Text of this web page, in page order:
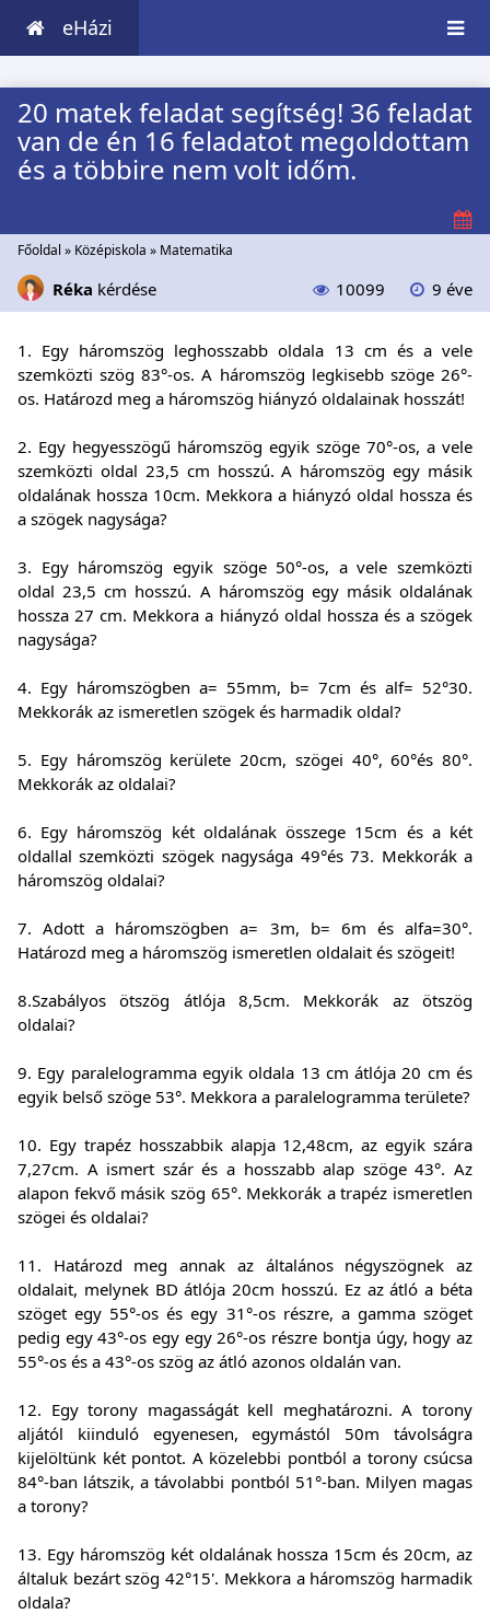
eHázi
20 matek feladat segítség! 36 feladat
van de én 16 feladatot megoldottam
és a többire nem volt időm.
Főoldal » Középiskola » Matematika
Réka kérdése 10099 9 éve
1. Egy háromszög leghosszabb oldala 13 cm és a vele
szemközti szög 83°-os. A háromszög legkisebb szöge 26°-
os. Határozd meg a háromszög hiányzó oldalainak hosszát!
2. Egy hegyesszögű háromszög egyik szöge 70°-os, a vele
szemközti oldal 23,5 cm hosszú. A háromszög egy másik
oldalának hossza 10cm. Mekkora a hiányzó oldal hossza és
a szögek nagysága?
3. Egy háromszög egyik szöge 50°-os, a vele szemközti
oldal 23,5 cm hosszú. A háromszög egy másik oldalának
hossza 27 cm. Mekkora a hiányzó oldal hossza és a szögek
nagysága?
4. Egy háromszögben a= 55mm, b= 7cm és alf= 52°30.
Mekkorák az ismeretlen szögek és harmadik oldal?
5. Egy háromszög kerülete 20cm, szögei 40°, 60°és 80°.
Mekkorák az oldalai?
6. Egy háromszög két oldalának összege 15cm és a két
oldallal szemközti szögek nagysága 49°és 73. Mekkorák a
háromszög oldalai?
7. Adott a háromszögben a= 3m, b= 6m és alfa=30°.
Határozd meg a háromszög ismeretlen oldalait és szögeit!
8.Szabályos ötszög átlója 8,5cm. Mekkorák az ötszög
oldalai?
9. Egy paralelogramma egyik oldala 13 cm átlója 20 cm és
egyik belső szöge 53°. Mekkora a paralelogramma területe?
10. Egy trapéz hosszabbik alapja 12,48cm, az egyik szára
7,27cm. A ismert szár és a hosszabb alap szöge 43°. Az
alapon fekvő másik szög 65°. Mekkorák a trapéz ismeretlen
szögei és oldalai?
11. Határozd meg annak az általános négyszögnek az
oldalait, melynek BD átlója 20cm hosszú. Ez az átló a béta
szöget egy 55°-os és egy 31°-os részre, a gamma szöget
pedig egy 43°-os egy egy 26°-os részre bontja úgy, hogy az
55°-os és a 43°-os szög az átló azonos oldalán van.
12. Egy torony magasságát kell meghatározni. A torony
aljától kiinduló egyenesen, egymástól 50m távolságra
kijelöltünk két pontot. A közelebbi pontból a torony csúcsa
84°-ban látszik, a távolabbi pontból 51°-ban. Milyen magas
a torony?
13. Egy háromszög két oldalának hossza 15cm és 20cm, az
általuk bezárt szög 42°15'. Mekkora a háromszög harmadik
oldala?